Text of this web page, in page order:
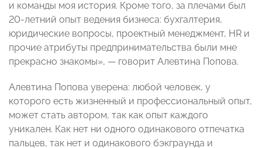
и команды моя история. Кроме того, за плечами был
20-летний опыт ведения бизнеса: бухгалтерия,
юридические вопросы, проектный менеджмент, HR и
прочие атрибуты предпринимательства были мне
прекрасно знакомы», — говорит Алевтина Попова.
Алевтина Попова уверена: любой человек, у
которого есть жизненный и профессиональный опыт,
может стать автором, так как опыт каждого
уникален. Как нет ни одного одинакового отпечатка
пальцев, так нет и одинакового бэкграунда и